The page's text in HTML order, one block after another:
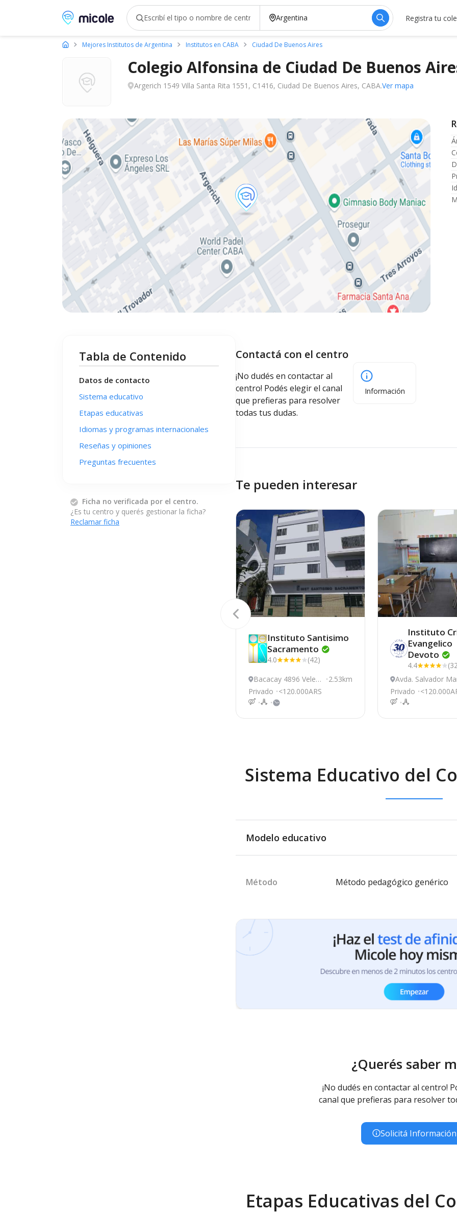
Micole, buscador de colegios Registra tu
Mejores Institutos de Argentina Institutos en CABA Ciudad De Buenos Aires
Colegio Alfonsina de Ciudad De Buenos
Argerich 1549 Villa Santa Rita 1551, C1416, Ciudad De Buenos Aires, CABA.Ver mapa
Tabla de Contenido
Datos de contacto
Sistema educativo
Etapas educativas
Idiomas y programas internacionales
Reseñas y opiniones
Preguntas frecuentes
Ficha no verificada por el centro.
¿Es tu centro y querés gestionar la ficha?
Reclamar ficha
Contactá con el centro
¡No dudés en contactar al
centro! Podés elegir el canal
que prefieras para resolver
todas tus dudas.
Información
Te pueden interesar
Instituto Santisimo
Sacramento
4.0
(42)
Bacacay 4896 Velez
Sarsfield, Ciudad De
Buenos Aires
2.53km
Privado
<120.000ARS
Instituto
Evangelico
Devoto
4.4
Avda. Salvador
Del Carril 5073
Devoto, Ciudad De
Privado
Sistema Educativo del
Modelo educativo
Método Método pedagógico genérico
¿Querés saber
¡No dudés en contactar al centro!
canal que prefieras para resolver
Solicitá Información
Etapas Educativas del